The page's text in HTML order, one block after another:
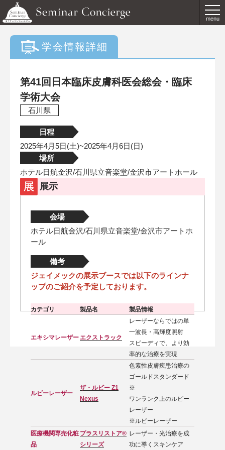
menu
学会情報詳細
第41回日本臨床皮膚科医会総会・臨床
学術大会
石川県
日程
2025年4月5日(土)~2025年4月6日(日)
場所
ホテル日航金沢/石川県立音楽堂/金沢市アートホール
展示
会場
ホテル日航金沢/石川県立音楽堂/金沢市アートホ
ール
備考
ジェイメックの展示ブースでは以下のラインナ
ップのご紹介を予定しております。
カテゴリ 製品名 製品情報
エキシマレーザー エクストラック
レーザーならではの単
一波長・高輝度照射
スピーディで、より効
率的な治療を実現
ルビーレーザー
ザ・ルビー Z1
Nexus
色素性皮膚疾患治療の
ゴールドスタンダード
※
ワンランク上のルビー
レーザー
※ルビーレーザー
医療機関専売化粧
品
プラスリストア®
シリーズ
レーザー・光治療を成
功に導くスキンケア